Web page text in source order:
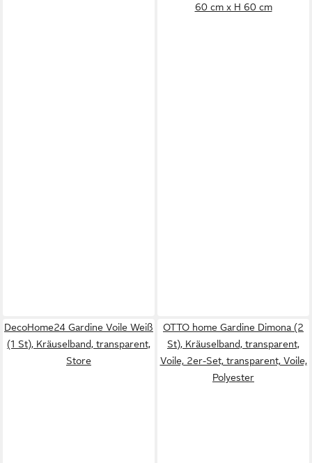
60 cm x H 60 cm
DecoHome24 Gardine Voile Weiß
(1 St), Kräuselband, transparent,
Store
OTTO home Gardine Dimona (2
St), Kräuselband, transparent,
Voile, 2er-Set, transparent, Voile,
Polyester